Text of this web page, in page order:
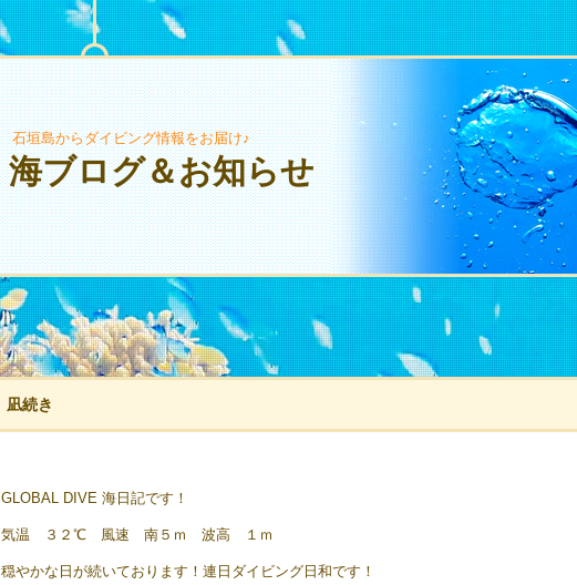
石垣島からダイビング情報をお届け♪
海ブログ＆お知らせ
凪続き
GLOBAL DIVE 海日記です！
気温 ３２℃ 風速 南５ｍ 波高 １ｍ
穏やかな日が続いております！連日ダイビング日和です！